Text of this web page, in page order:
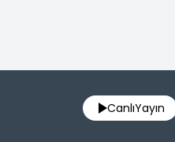
CanlıYayın